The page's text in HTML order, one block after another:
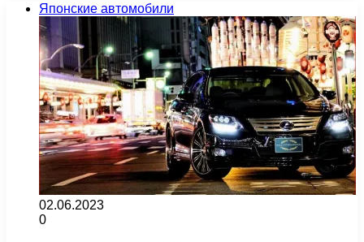
Японские автомобили
02.06.2023
0